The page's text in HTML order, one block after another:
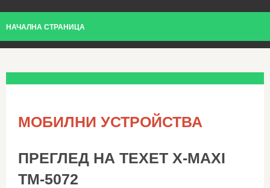
НАЧАЛНА СТРАНИЦА
МОБИЛНИ УСТРОЙСТВА
ПРЕГЛЕД НА TEXET X-MAXI
TM-5072